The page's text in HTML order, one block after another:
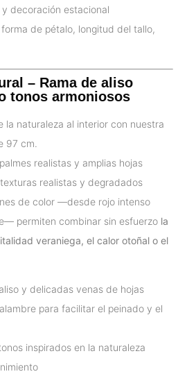
decoración estacional
de pétalo, longitud del tallo,
– Rama de aliso
tonos armoniosos
la naturaleza al interior con nuestra
97 cm.
realistas y amplias hojas
realistas y degradados
de color —desde rojo intenso
permiten combinar sin esfuerzo la
veraniega, el calor otoñal o el
y delicadas venas de hojas
para facilitar el peinado y el
inspirados en la naturaleza